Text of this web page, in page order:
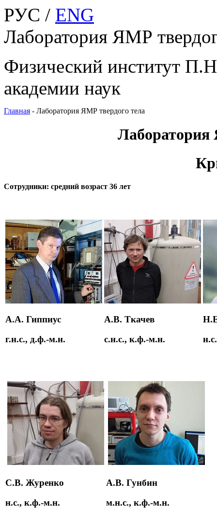
РУС / ENG
Лаборатория ЯМР
Физический институт
академии наук
Главная - Лаборатория ЯМР твердого тела
Сотрудники: средний возраст 36 лет
А.А. Гиппиус
г.н.с., д.ф.-м.н.
А.В. Ткачев
с.н.с., к.ф.-м.н.
С.В. Журенко
н.с., к.ф.-м.н.
A.В. Гунбин
м.н.с., к.ф.-м.н.